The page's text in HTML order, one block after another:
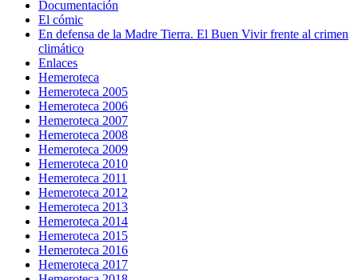
Documentación
El cómic
En defensa de la Madre Tierra. El Buen Vivir frente al crimen
climático
Enlaces
Hemeroteca
Hemeroteca 2005
Hemeroteca 2006
Hemeroteca 2007
Hemeroteca 2008
Hemeroteca 2009
Hemeroteca 2010
Hemeroteca 2011
Hemeroteca 2012
Hemeroteca 2013
Hemeroteca 2014
Hemeroteca 2015
Hemeroteca 2016
Hemeroteca 2017